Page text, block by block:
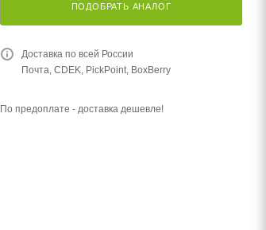
ПОДОБРАТЬ АНАЛОГ
Доставка по всей России
Почта, CDEK, PickPoint, BoxBerry
По предоплате - доставка дешевле!